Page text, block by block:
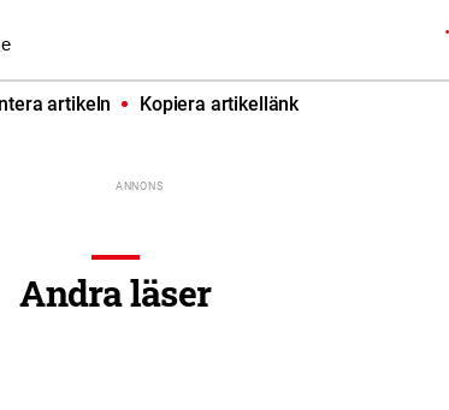
artikeln Kopiera artikellänk
Andra läser